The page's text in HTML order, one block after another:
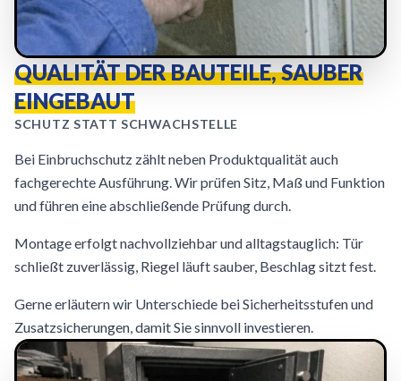
QUALITÄT DER BAUTEILE, SAUBER
EINGEBAUT
SCHUTZ STATT SCHWACHSTELLE
Bei Einbruchschutz zählt neben Produktqualität auch
fachgerechte Ausführung. Wir prüfen Sitz, Maß und Funktion
und führen eine abschließende Prüfung durch.
Montage erfolgt nachvollziehbar und alltagstauglich: Tür
schließt zuverlässig, Riegel läuft sauber, Beschlag sitzt fest.
Gerne erläutern wir Unterschiede bei Sicherheitsstufen und
Zusatzsicherungen, damit Sie sinnvoll investieren.